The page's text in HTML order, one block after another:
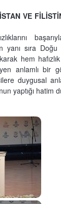
VE
yanı sıra
hem
anlamlı bir
duygusal
yaptığı hatim